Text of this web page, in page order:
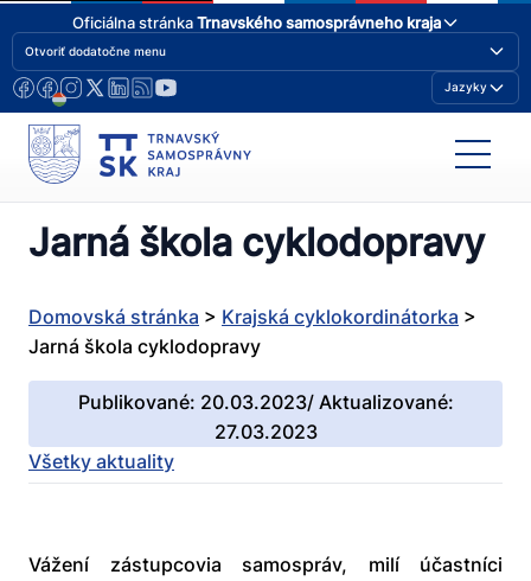
Oficiálna stránkaTrnavského samosprávneho kraja
Otvoriť dodatočne menu
Jazyky
Jarná škola cyklodopravy
Domovská stránka > Krajská cyklokordinátorka >
Jarná škola cyklodopravy
Publikované: 20.03.2023/ Aktualizované:
27.03.2023
Všetky aktuality
Vážení zástupcovia samospráv, milí účastníci